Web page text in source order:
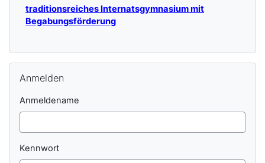
traditionsreiches Internatsgymnasium mit
Begabungsförderung
Anmelden
Anmeldename
Kennwort